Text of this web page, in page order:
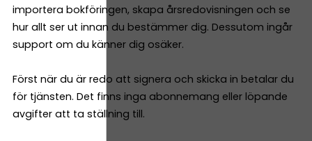
importera bokföringen, skapa årsredovisningen och se
hur allt ser ut innan du bestämmer dig. Dessutom ingår
support om du känner dig osäker.
Först när du är redo att signera och skicka in betalar du
för tjänsten. Det finns inga abonnemang eller löpande
avgifter att ta ställning till.